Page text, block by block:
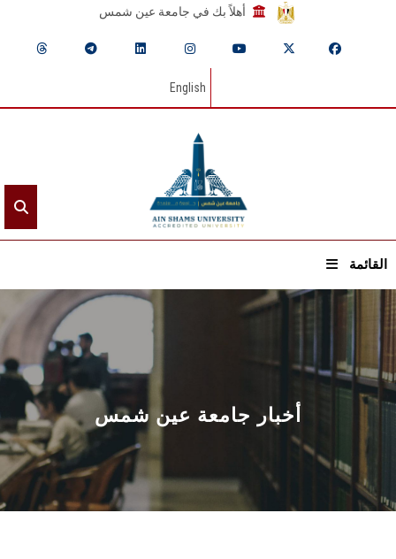
أهلاً بك في جامعة عين شمس
English
القائمة
الرئيسيـة
عن الجامعة
القطاعـات
الشئون الأكاديمية
البحث العلمي
أخبار جامعة عين شمس